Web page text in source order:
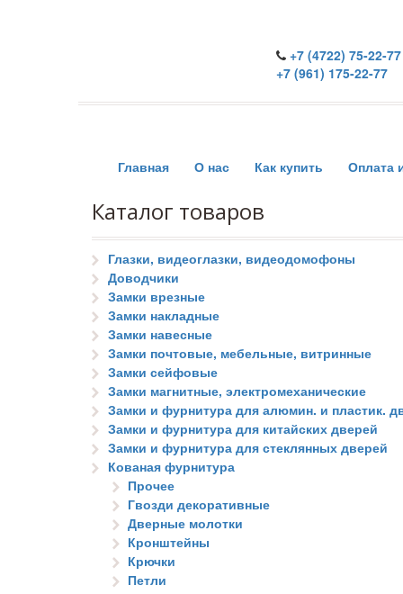
+7 (4722) 75-22-77
+7 (961) 175-22-77
Главная О нас Как купить Оплата
Каталог товаров
Глазки, видеоглазки, видеодомофоны
Доводчики
Замки врезные
Замки накладные
Замки навесные
Замки почтовые, мебельные, витринные
Замки сейфовые
Замки магнитные, электромеханические
Замки и фурнитура для алюмин. и пластик.
Замки и фурнитура для китайских дверей
Замки и фурнитура для стеклянных дверей
Кованая фурнитура
Прочее
Гвозди декоративные
Дверные молотки
Кронштейны
Крючки
Петли